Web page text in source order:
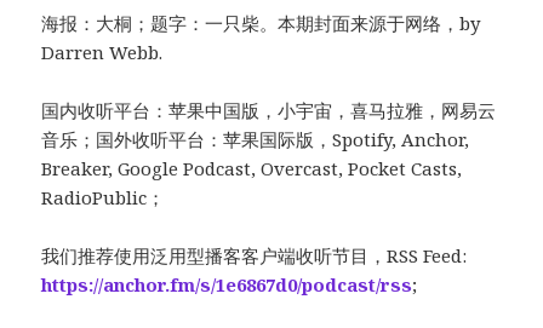
海报：大桐；题字：一只柴。本期封面来源于网络，by
Darren Webb.
国内收听平台：苹果中国版，小宇宙，喜马拉雅，网易云
音乐；国外收听平台：苹果国际版，Spotify, Anchor,
Breaker, Google Podcast, Overcast, Pocket Casts,
RadioPublic；
我们推荐使用泛用型播客客户端收听节目，RSS Feed:
https://anchor.fm/s/1e6867d0/podcast/rss;